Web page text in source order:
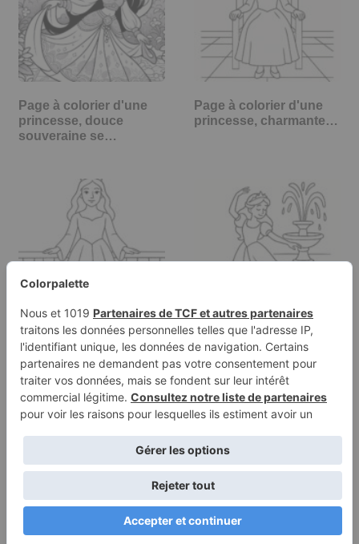
Page à colorier d'une
princesse, douce
souveraine se…
Page à colorier d'une
princesse, charmante…
Page à colorier d'une
princesse enchantée,
douce…
Page à colorier d'une
princesse, douce
rêveuse…
Conditions Politique de